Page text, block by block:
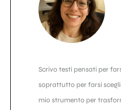
Scrivo testi pensati per
soprattutto per farsi
mio strumento per